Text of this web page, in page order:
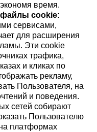
время.
cookie:
сервисами,
для расширения
Эти cookie
трафика,
и кликах по
рекламу,
Пользователя, на
и поведения.
сетей собирают
Пользователю
платформах